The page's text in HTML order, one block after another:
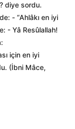
diye sordu.
- “Ahlâkı en iyi
- Yâ Resûlallah!
için en iyi
(İbni Mâce,